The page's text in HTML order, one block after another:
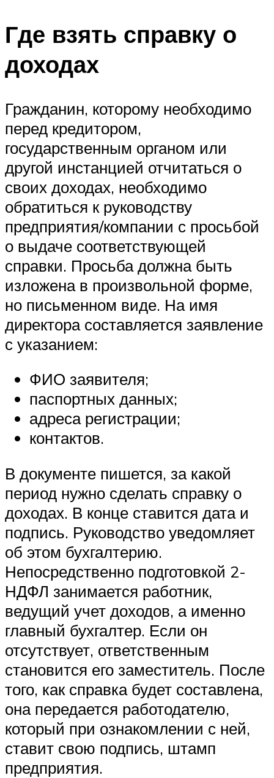
Где взять справку о
доходах
Гражданин, которому необходимо
перед кредитором,
государственным органом или
другой инстанцией отчитаться о
своих доходах, необходимо
обратиться к руководству
предприятия/компании с просьбой
о выдаче соответствующей
справки. Просьба должна быть
изложена в произвольной форме,
но письменном виде. На имя
директора составляется заявление
с указанием:
ФИО заявителя;
паспортных данных;
адреса регистрации;
контактов.
В документе пишется, за какой
период нужно сделать справку о
доходах. В конце ставится дата и
подпись. Руководство уведомляет
об этом бухгалтерию.
Непосредственно подготовкой 2-
НДФЛ занимается работник,
ведущий учет доходов, а именно
главный бухгалтер. Если он
отсутствует, ответственным
становится его заместитель. После
того, как справка будет составлена,
она передается работодателю,
который при ознакомлении с ней,
ставит свою подпись, штамп
предприятия.